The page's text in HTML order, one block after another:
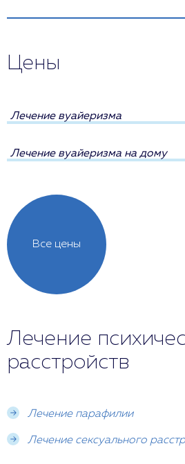
Цены
Все цены
Лечение вуайеризма
Лечение вуайеризма на дому
Лечение
расстройств
Лечение парафилии
Лечение сексуального